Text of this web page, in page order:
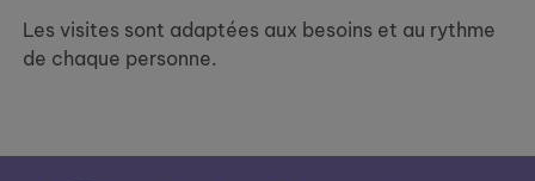
Les visites sont adaptées aux besoins et au rythme
de chaque personne.